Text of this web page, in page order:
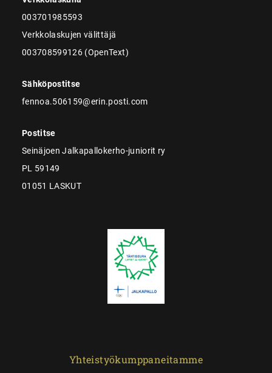
003701985593
Verkkolaskujen välittäjä
003708599126 (OpenText)
Sähköpostitse
fennoa.506159@erin.posti.com
Postitse
Seinäjoen Jalkapallokerho-juniorit ry
PL 59149
01051 LASKUT
Yhteistyökumppaneitamme